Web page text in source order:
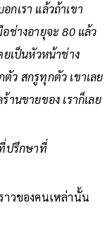
กเรา แล้วถ้าเขา
ช่างอายุจะ 80 แล้ว
ยเป็นหัวหน้าช่าง
ว สกรูทุกตัว เขาเลย
านขายของ เราก็เลย
ที่ปรึกษาที่
าวของคนเหล่านั้น